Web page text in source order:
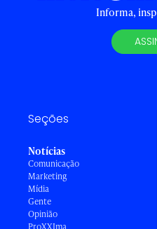
Informa,
Seções
Notícias
Comunicação
Marketing
Mídia
Gente
Opinião
ProXXIma